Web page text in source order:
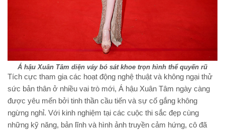
Á hậu Xuân Tâm diện váy bó sát khoe trọn hình thể quyến rũ
Tích cực tham gia các hoạt động nghệ thuật và không ngại thử
sức bản thân ở nhiều vai trò mới, Á hậu Xuân Tâm ngày càng
được yêu mến bởi tinh thần cầu tiến và sự cố gắng không
ngừng nghỉ. Với kinh nghiệm tại các cuộc thi sắc đẹp cùng
những kỹ năng, bản lĩnh và hình ảnh truyền cảm hứng, cô đã